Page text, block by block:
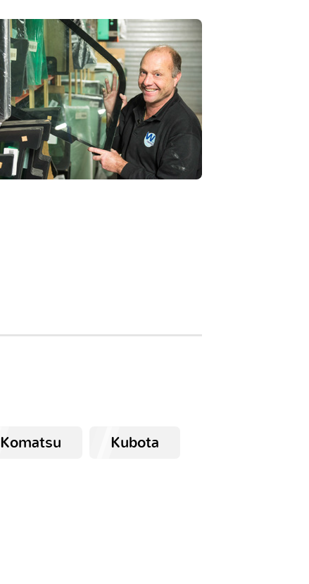
Komatsu
Kubota